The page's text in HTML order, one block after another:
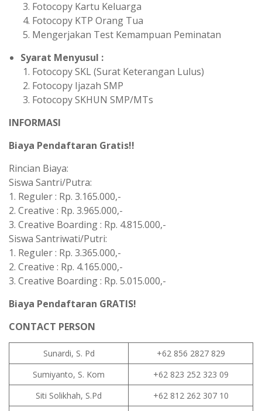
Fotocopy Kartu Keluarga
Fotocopy KTP Orang Tua
Mengerjakan Test Kemampuan Peminatan
Syarat Menyusul :
Fotocopy SKL (Surat Keterangan Lulus)
Fotocopy Ijazah SMP
Fotocopy SKHUN SMP/MTs
INFORMASI
Biaya Pendaftaran Gratis!!
Rincian Biaya:
Siswa Santri/Putra:
1. Reguler : Rp. 3.165.000,-
2. Creative : Rp. 3.965.000,-
3. Creative Boarding : Rp. 4.815.000,-
Siswa Santriwati/Putri:
1. Reguler : Rp. 3.365.000,-
2. Creative : Rp. 4.165.000,-
3. Creative Boarding : Rp. 5.015.000,-
Biaya Pendaftaran GRATIS!
CONTACT PERSON
Sunardi, S. Pd
+62 856 2827 829
Sumiyanto, S. Kom
+62 823 252 323 09
Siti Solikhah, S.Pd
+62 812 262 307 10